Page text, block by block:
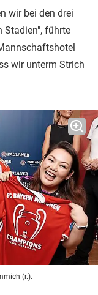
wir bei den drei
Stadien", führte
wir unterm Strich
(r.).